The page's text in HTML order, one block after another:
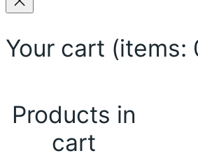
Your cart (items:
Products in
cart